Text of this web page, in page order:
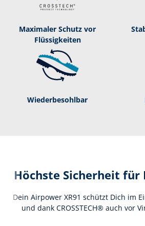
Maximaler Schutz vor
Flüssigkeiten
Wie­der­be­sohl­bar
Höchste Sicherheit für
Dein Airpower XR91 schützt Dich im
und dank CROSSTECH® auch vor